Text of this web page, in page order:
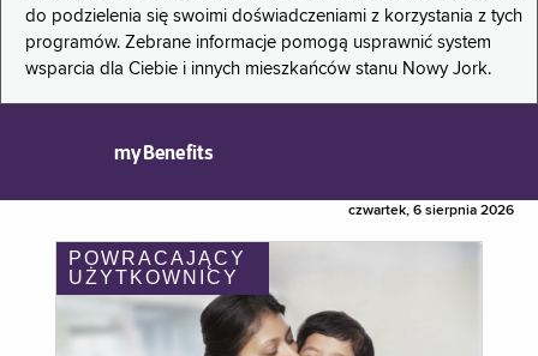
do podzielenia się swoimi doświadczeniami z korzystania z tych
programów. Zebrane informacje pomogą usprawnić system
wsparcia dla Ciebie i innych mieszkańców stanu Nowy Jork.
myBenefits
czwartek, 6 sierpnia 2026
POWRACAJĄCY
UŻYTKOWNICY